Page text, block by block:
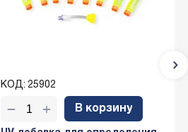
КОД: 25902
В корзину
+
−